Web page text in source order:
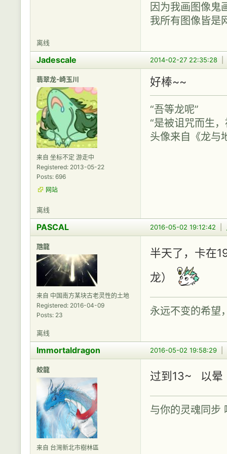
因为我画图像鬼
我所有图像皆是
离线
2014-02-27 22:35:28
Jadescale
翡翠龙-崎玉川
来自 坐标不定 游走中
Registered: 2013-05-22
Posts: 696
网站
好棒~~
“吾等龙呢”
“是被诅咒而生
头像来自《龙与
离线
2016-05-02 19:12:42
PASCAL
虺龍
来自 中国南方某块古老灵性的土地
Registered: 2016-04-09
Posts: 23
半天了，卡在
龙）
永远不变的希望
离线
2016-05-02 19:58:29
Immortaldragon
蛟龍
来自 台灣新北市樹林區
过到13~ 以晕
与你的灵魂同步